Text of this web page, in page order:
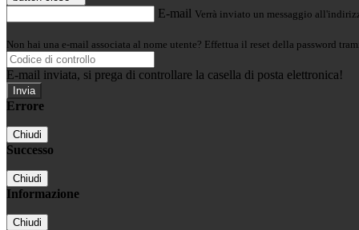
E-mail Verrà inviato un messaggio
Non hai una e-mail associata al nome utente? Effettua il reset della password
E-mail inviata, si prega di controllare la casella di posta elettronica!
Errore
Chiudi
Successo
Chiudi
Informazione
Chiudi